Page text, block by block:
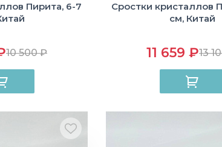
Пирита, 6-7
10 500 ₽
Сростки кристаллов
см, Китай
11 659 ₽13